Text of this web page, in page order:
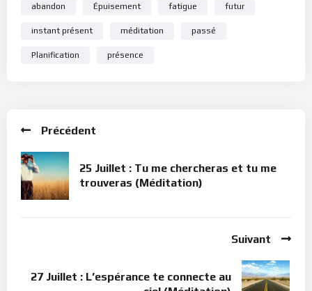
abandon Épuisement fatigue futur
instant présent méditation passé
Planification présence
Précédent
25 Juillet : Tu me chercheras et tu me
trouveras (Méditation)
Suivant
27 Juillet : L’espérance te connecte au